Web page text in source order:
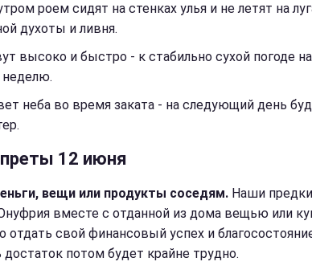
роем сидят на стенках улья и не летят на
духоты и ливня.
высоко и быстро - к стабильно сухой погоде
неба во время заката - на следующий день
12 июня
вещи или продукты соседям. Наши предки
вместе с отданной из дома вещью или
отдать свой финансовый успех и
потом будет крайне трудно.